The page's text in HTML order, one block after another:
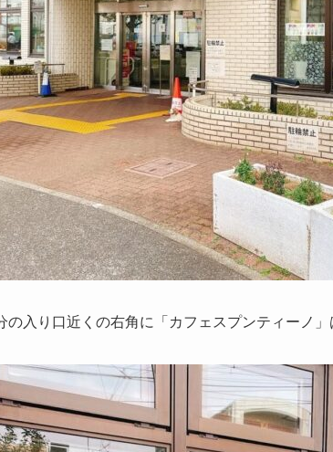
の入り口近くの右角に「カフェスプンティーノ」